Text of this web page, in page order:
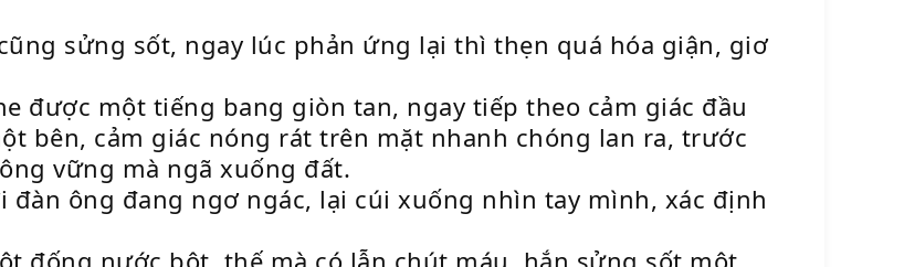
sửng sốt, ngay lúc phản ứng lại thì thẹn quá hóa giận, giơ
được một tiếng bang giòn tan, ngay tiếp theo cảm giác đầu
bên, cảm giác nóng rát trên mặt nhanh chóng lan ra, trước
vững mà ngã xuống đất.
ông đang ngơ ngác, lại cúi xuống nhìn tay mình, xác định
đống nước bột, thế mà có lẫn chút máu, hắn sửng sốt một